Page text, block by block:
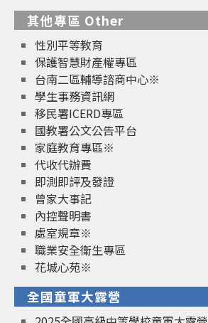
其他專區 Other
性別平等教育
保護智慧財產權專區
台南二區輔導諮商中心※
學生事務資訊網
移民署ICERD專區
國教署公文公告平台
家庭教育專區※
代收代辦費
即測即評及發證
曾家大事記
內控聲明書
處室規章※
職業安全衛生專區
花城心苑※
全國童軍大露營